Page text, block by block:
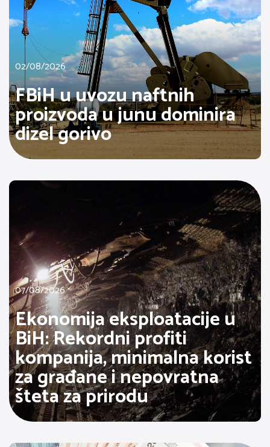
02/08/2026
FBiH u uvozu naftnih
proizvoda u junu dominira
dizel gorivo
07/08/2026
Ekonomija eksploatacije u
BiH: Rekordni profiti
kompanija, minimalna korist
za građane i nepovratna
šteta za prirodu